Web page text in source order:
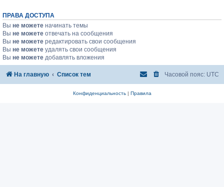
ПРАВА ДОСТУПА
Вы не можете начинать темы
Вы не можете отвечать на сообщения
Вы не можете редактировать свои сообщения
Вы не можете удалять свои сообщения
Вы не можете добавлять вложения
На главную Список тем Часовой пояс: UTC
Конфиденциальность| Правила